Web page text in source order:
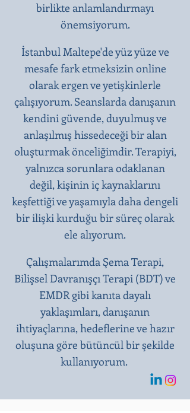
birlikte anlamlandırmayı
önemsiyorum.
İstanbul Maltepe'de yüz yüze ve
mesafe fark etmeksizin online
olarak ergen ve yetişkinlerle
çalışıyorum. Seanslarda danışanın
kendini güvende, duyulmuş ve
anlaşılmış hissedeceği bir alan
oluşturmak önceliğimdir. Terapiyi,
yalnızca sorunlara odaklanan
değil, kişinin iç kaynaklarını
keşfettiği ve yaşamıyla daha dengeli
bir ilişki kurduğu bir süreç olarak
ele alıyorum.
Çalışmalarımda Şema Terapi,
Bilişsel Davranışçı Terapi (BDT) ve
EMDR gibi kanıta dayalı
yaklaşımları, danışanın
ihtiyaçlarına, hedeflerine ve hazır
oluşuna göre bütüncül bir şekilde
kullanıyorum.